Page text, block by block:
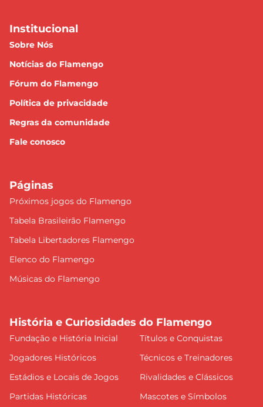
Institucional
Sobre Nós
Notícias do Flamengo
Fórum do Flamengo
Política de privacidade
Regras da comunidade
Fale conosco
Páginas
Próximos jogos do Flamengo
Tabela Brasileirão Flamengo
Tabela Libertadores Flamengo
Elenco do Flamengo
Músicas do Flamengo
História e Curiosidades do Flamengo
Fundação e História Inicial
Títulos e Conquistas
Jogadores Históricos
Técnicos e Treinadores
Estádios e Locais de Jogos
Rivalidades e Clássicos
Partidas Históricas
Mascotes e Símbolos